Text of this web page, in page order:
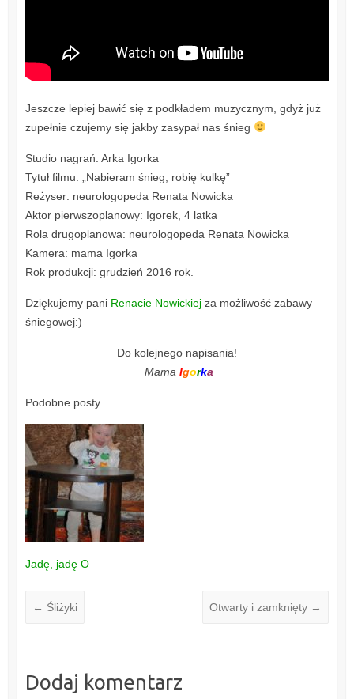
Jeszcze lepiej bawić się z podkładem muzycznym, gdyż już
zupełnie czujemy się jakby zasypał nas śnieg
Studio nagrań: Arka Igorka
Tytuł filmu: „Nabieram śnieg, robię kulkę”
Reżyser: neurologopeda Renata Nowicka
Aktor pierwszoplanowy: Igorek, 4 latka
Rola drugoplanowa: neurologopeda Renata Nowicka
Kamera: mama Igorka
Rok produkcji: grudzień 2016 rok.
Dziękujemy pani Renacie Nowickiejza możliwość zabawy
śniegowej:)
Do kolejnego napisania!
Mama Igorka
Podobne posty
Jadę, jadę O
← Śliżyki Otwarty i zamknięty →
Dodaj komentarz